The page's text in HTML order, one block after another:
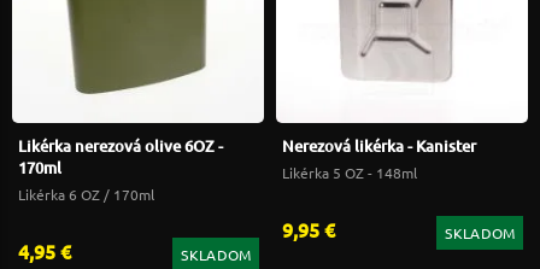
Likérka nerezová olive 6OZ -
170ml
Likérka 6 OZ / 170ml
4,95 € SKLADOM
Nerezová likérka - Kanister
Likérka 5 OZ - 148ml
9,95 € SKLADOM